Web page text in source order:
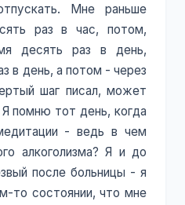
Мне раньше
раз в час, потом,
десять раз в день,
в день, а потом - через
шаг писал, может
помню тот день, когда
- ведь в чем
алкоголизма? Я и до
после больницы - я
то состоянии, что мне